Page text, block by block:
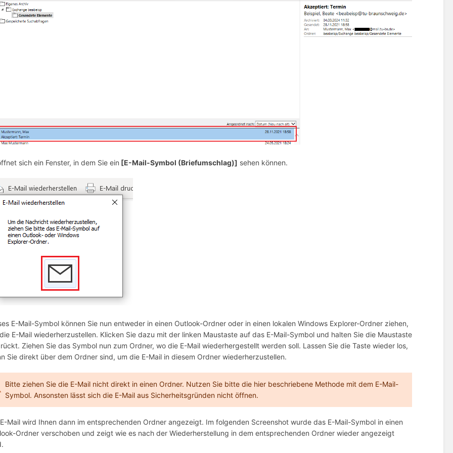
sich ein Fenster, in dem Sie ein [E-Mail-Symbol (Briefumschlag)] sehen können.
E-Mail-Symbol können Sie nun entweder in einen Outlook-Ordner oder in einen lokalen Windows Explorer-Ordner ziehen,
E-Mail wiederherzustellen. Klicken Sie dazu mit der linken Maustaste auf das E-Mail-Symbol und halten Sie die Maustaste
Ziehen Sie das Symbol nun zum Ordner, wo die E-Mail wiederhergestellt werden soll. Lassen Sie die Taste wieder los,
Sie direkt über dem Ordner sind, um die E-Mail in diesem Ordner wiederherzustellen.
Bitte ziehen Sie die E-Mail nicht direkt in einen Ordner. Nutzen Sie bitte die hier beschriebene Methode mit dem E-Mail-
Symbol. Ansonsten lässt sich die E-Mail aus Sicherheitsgründen nicht öffnen.
Mail wird Ihnen dann im entsprechenden Ordner angezeigt. Im folgenden Screenshot wurde das E-Mail-Symbol in einen
Ordner verschoben und zeigt wie es nach der Wiederherstellung in dem entsprechenden Ordner wieder angezeigt